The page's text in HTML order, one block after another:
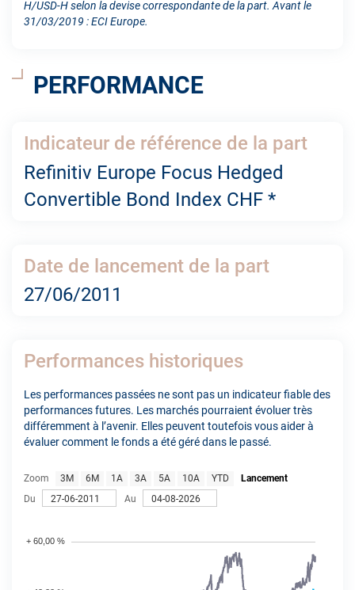
H/USD-H selon la devise correspondante de la part. Avant le
31/03/2019 : ECI Europe.
PERFORMANCE
Indicateur de référence de la part
Refinitiv Europe Focus Hedged
Convertible Bond Index CHF *
Date de lancement de la part
27/06/2011
Performances historiques
Les performances passées ne sont pas un indicateur fiable des
performances futures. Les marchés pourraient évoluer très
différemment à l’avenir. Elles peuvent toutefois vous aider à
évaluer comment le fonds a été géré dans le passé.
Zoom 3M 6M 1A 3A 5A 10A YTD
Lancement
Du
Au